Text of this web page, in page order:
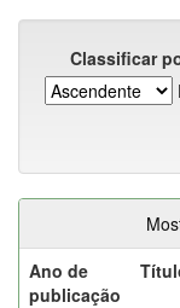
Classificar
Ano de
publicação